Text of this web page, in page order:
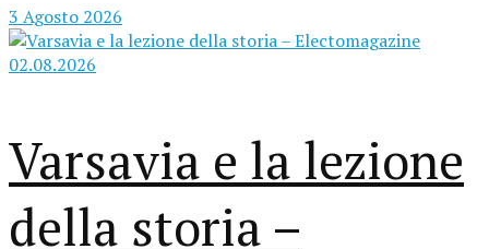
3 Agosto 2026
Varsavia e la lezione
della storia –